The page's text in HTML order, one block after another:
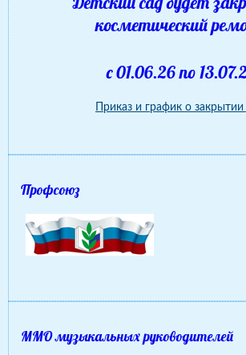
косметический
с 01.06.26 по
Приказ и график о
Профсоюз
ММО музыкальных руководителей